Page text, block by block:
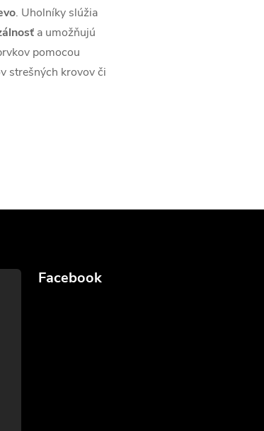
. Uholníky slúžia
a umožňujú
pomocou
strešných krovov či
Facebook